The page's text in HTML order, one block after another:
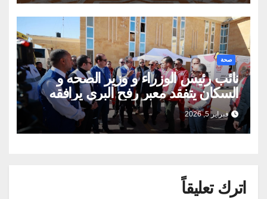
صحة
نائب رئيس الوزراء و وزير الصحه و
السكان يتفقد معبر رفح البري يرافقه
اللواء خالد مجاور محافظ شمال سيناء
فبراير 5, 2026
اترك تعليقاً